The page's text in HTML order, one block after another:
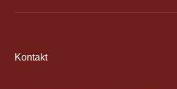
Kontakt